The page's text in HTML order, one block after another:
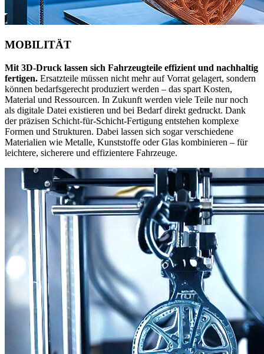
MOBILITÄT
Mit 3D-Druck lassen sich Fahrzeugteile effizient und nachhaltig
fertigen. Ersatzteile müssen nicht mehr auf Vorrat gelagert, sondern
können bedarfsgerecht produziert werden – das spart Kosten,
Material und Ressourcen. In Zukunft werden viele Teile nur noch
als digitale Datei existieren und bei Bedarf direkt gedruckt. Dank
der präzisen Schicht-für-Schicht-Fertigung entstehen komplexe
Formen und Strukturen. Dabei lassen sich sogar verschiedene
Materialien wie Metalle, Kunststoffe oder Glas kombinieren – für
leichtere, sicherere und effizientere Fahrzeuge.